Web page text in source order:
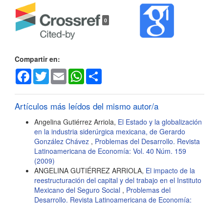
Detalles
del
artículo
0
Compartir en:
Facebook
TwitterEmail WhatsApp
Artículos más leídos del mismo autor/a
Angelina Gutiérrez Arriola, El Estado y la globalización
en la industria siderúrgica mexicana, de Gerardo
González Chávez , Problemas del Desarrollo. Revista
Latinoamericana de Economía: Vol. 40 Núm. 159
(2009)
ANGELINA GUTIÉRREZ ARRIOLA, El impacto de la
reestructuración del capital y del trabajo en el Instituto
Mexicano del Seguro Social , Problemas del
Desarrollo. Revista Latinoamericana de Economía: